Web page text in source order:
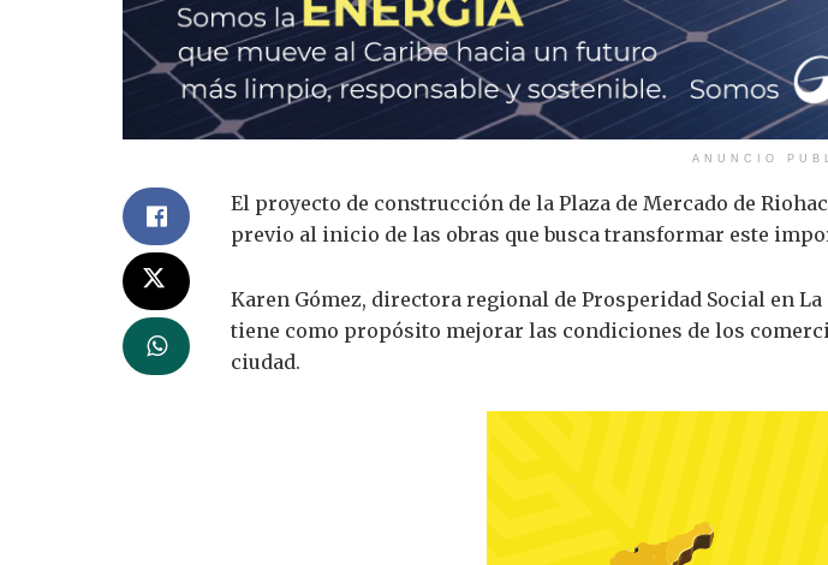
ANUNCIO
El proyecto de construcción de la Plaza de Mercado de
previo al inicio de las obras que busca transformar este
Karen Gómez, directora regional de Prosperidad Social en
tiene como propósito mejorar las condiciones de los
ciudad.